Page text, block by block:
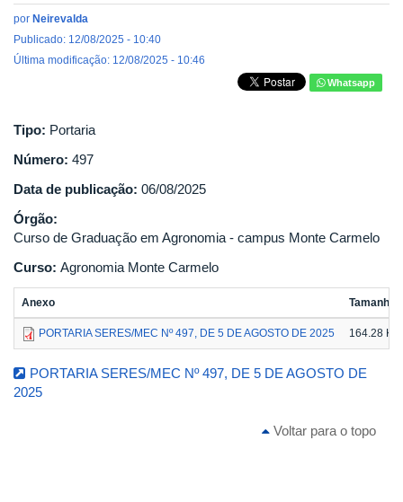
por Neirevalda
Publicado: 12/08/2025 - 10:40
Última modificação: 12/08/2025 - 10:46
Whatsapp
Tipo: Portaria
Número: 497
Data de publicação: 06/08/2025
Órgão:
Curso de Graduação em Agronomia - campus Monte Carmelo
Curso: Agronomia Monte Carmelo
Anexo Tamanho
PORTARIA SERES/MEC Nº 497, DE 5 DE AGOSTO DE 2025 164.28 KB
PORTARIA SERES/MEC Nº 497, DE 5 DE AGOSTO DE
2025
Voltar para o topo